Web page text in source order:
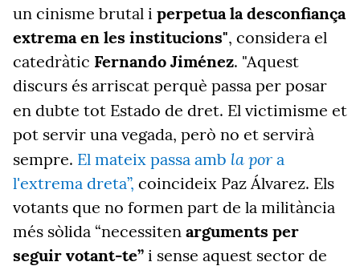
un cinisme brutal i perpetua la desconfiança
extrema en les institucions", considera el
catedràtic Fernando Jiménez. "Aquest
discurs és arriscat perquè passa per posar
en dubte tot Estado de dret. El victimisme et
pot servir una vegada, però no et servirà
sempre. El mateix passa amb la por a
l'extrema dreta”, coincideix Paz Álvarez. Els
votants que no formen part de la militància
més sòlida “necessiten arguments per
seguir votant-te” i sense aquest sector de